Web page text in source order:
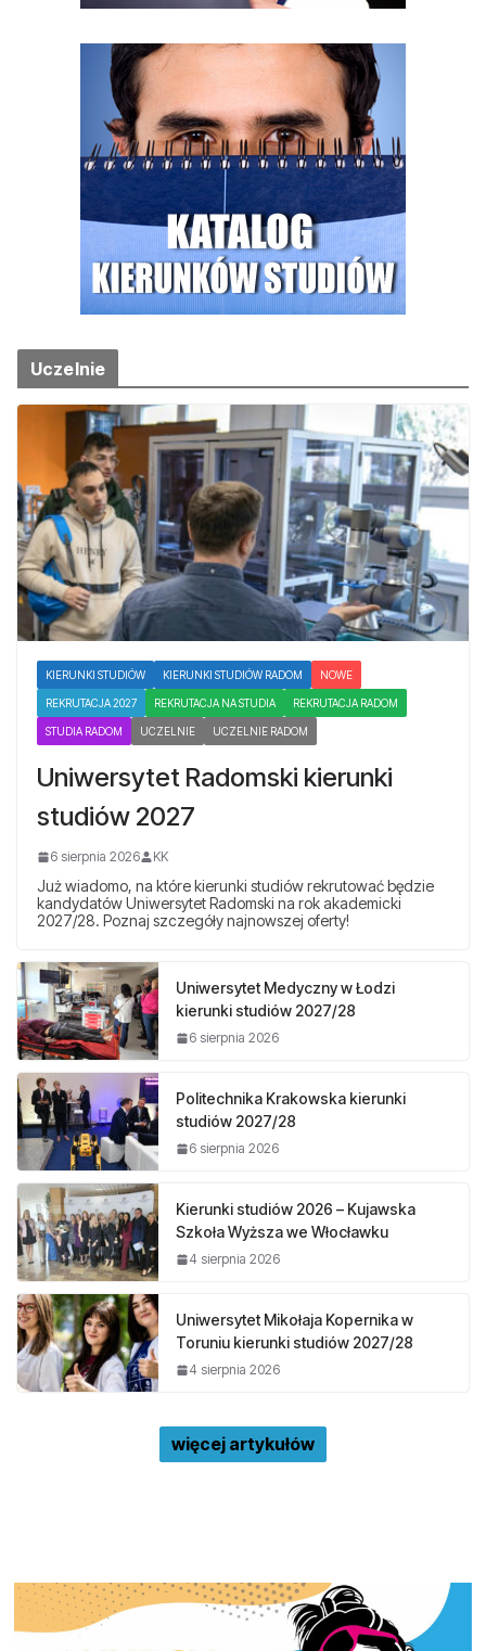
Uczelnie
KIERUNKI STUDIÓW KIERUNKI STUDIÓW RADOM NOWE
REKRUTACJA 2027 REKRUTACJA NA STUDIA REKRUTACJA RADOM
STUDIA RADOM UCZELNIE UCZELNIE RADOM
Uniwersytet Radomski kierunki
studiów 2027
6 sierpnia 2026 KK
Już wiadomo, na które kierunki studiów rekrutować będzie
kandydatów Uniwersytet Radomski na rok akademicki
2027/28. Poznaj szczegóły najnowszej oferty!
Uniwersytet Medyczny w Łodzi
kierunki studiów 2027/28
6 sierpnia 2026
Politechnika Krakowska kierunki
studiów 2027/28
6 sierpnia 2026
Kierunki studiów 2026 – Kujawska
Szkoła Wyższa we Włocławku
4 sierpnia 2026
Uniwersytet Mikołaja Kopernika w
Toruniu kierunki studiów 2027/28
4 sierpnia 2026
więcej artykułów